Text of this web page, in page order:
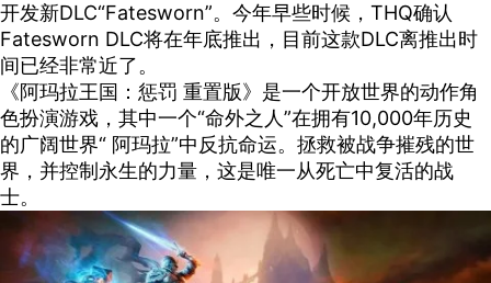
开发新DLC“Fatesworn”。今年早些时候，THQ确认
Fatesworn DLC将在年底推出，目前这款DLC离推出时
间已经非常近了。
《阿玛拉王国：惩罚 重置版》 是一个开放世界的动作角
色扮演游戏，其中一个“命外之人”在拥有10,000年历史
的广阔世界“ 阿玛拉”中反抗命运。拯救被战争摧残的世
界，并控制永生的力量，这是唯一从死亡中复活的战
士。